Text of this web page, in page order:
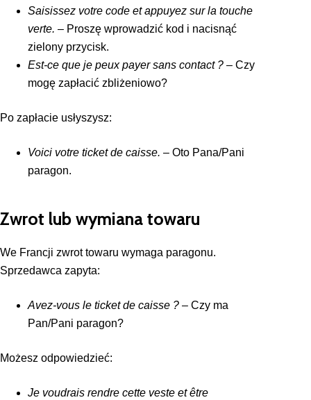
Saisissez votre code et appuyez sur la touche
verte. – Proszę wprowadzić kod i nacisnąć
zielony przycisk.
Est-ce que je peux payer sans contact ? – Czy
mogę zapłacić zbliżeniowo?
Po zapłacie usłyszysz:
Voici votre ticket de caisse. – Oto Pana/Pani
paragon.
Zwrot lub wymiana towaru
We Francji zwrot towaru wymaga paragonu.
Sprzedawca zapyta:
Avez-vous le ticket de caisse ? – Czy ma
Pan/Pani paragon?
Możesz odpowiedzieć:
Je voudrais rendre cette veste et être